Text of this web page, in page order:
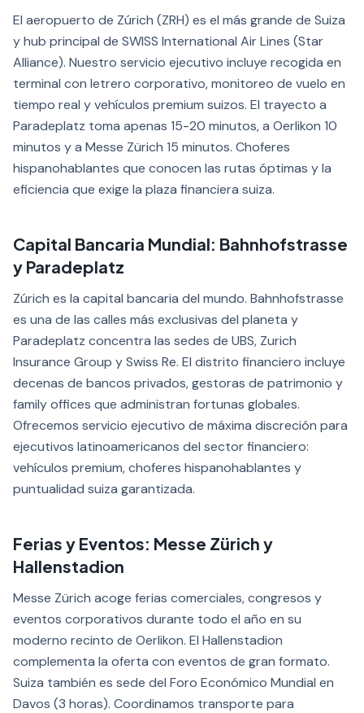
El aeropuerto de Zúrich (ZRH) es el más grande de Suiza
y hub principal de SWISS International Air Lines (Star
Alliance). Nuestro servicio ejecutivo incluye recogida en
terminal con letrero corporativo, monitoreo de vuelo en
tiempo real y vehículos premium suizos. El trayecto a
Paradeplatz toma apenas 15-20 minutos, a Oerlikon 10
minutos y a Messe Zürich 15 minutos. Choferes
hispanohablantes que conocen las rutas óptimas y la
eficiencia que exige la plaza financiera suiza.
Capital Bancaria Mundial: Bahnhofstrasse
y Paradeplatz
Zúrich es la capital bancaria del mundo. Bahnhofstrasse
es una de las calles más exclusivas del planeta y
Paradeplatz concentra las sedes de UBS, Zurich
Insurance Group y Swiss Re. El distrito financiero incluye
decenas de bancos privados, gestoras de patrimonio y
family offices que administran fortunas globales.
Ofrecemos servicio ejecutivo de máxima discreción para
ejecutivos latinoamericanos del sector financiero:
vehículos premium, choferes hispanohablantes y
puntualidad suiza garantizada.
Ferias y Eventos: Messe Zürich y
Hallenstadion
Messe Zürich acoge ferias comerciales, congresos y
eventos corporativos durante todo el año en su
moderno recinto de Oerlikon. El Hallenstadion
complementa la oferta con eventos de gran formato.
Suiza también es sede del Foro Económico Mundial en
Davos (3 horas). Coordinamos transporte para